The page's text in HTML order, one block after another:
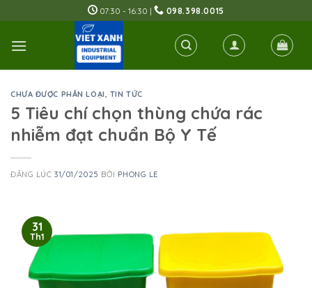
to
content
07:30 - 16:30 | 098.398.0015
CHƯA ĐƯỢC PHÂN LOẠI, TIN TỨC
5 Tiêu chí chọn thùng chứa rác
nhiễm đạt chuẩn Bộ Y Tế
ĐĂNG LÚC31/01/2025 BỞI PHONG LE
31
Th1